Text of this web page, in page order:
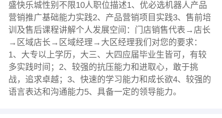
盛快乐城性别不限10人职位描述1、优必选机器人产品
营销推广基础能力实践2、产品营销项目实践3、售前培
训及售后课程讲解个人发展空间：门店销售代表→店长
→区域店长→区域经理→大区经理我们对您的要求：
1、大专以上学历，大三、大四应届毕业生皆可，有较
多实践时间；2、较强的抗压能力和进取心，敢于挑
战，追求卓越；3、快速的学习能力和成长欲4、较强的
语言表达和沟通能力5、具备一定的领导能力。